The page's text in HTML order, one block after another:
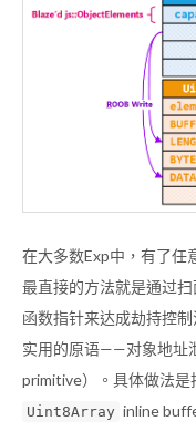
在大多数Exp中，有了任
最直接的方法就是通过
函数指针来达成劫持控
实用的原语——对象地址
primitive）。具体做法是
Uint8Array inline